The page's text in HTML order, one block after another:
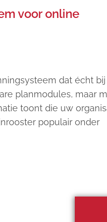
voor online
dat écht
planmodules, maar
toont die uw
populair onder